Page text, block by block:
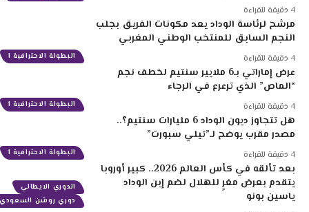
البطولة الاحترافية 1
مرشح لرئاسة الوداد يعد مكونات الفريق بجلب
النجم السابق للمنتخب الوطني المغربي
البطولة الاحترافية 1
عرض إماراتي بـ6 ملايير سنتيم لخطف نجم
“الماص” الذي ترعرع في الرجاء
البطولة الاحترافية 1
هل تتجاوز ديون الوداد 6 مليارات سنتيم؟..
مصدر مقرب يوضح لـ”تيلي سبورت”
الدوري الايطالي
دوري روشن السعودي
بعد تألقه في كأس العالم 2026.. كبير أوروبا
يتقدم بعرض مغرٍ للهلال لضم إبن الوداد
ياسين بونو